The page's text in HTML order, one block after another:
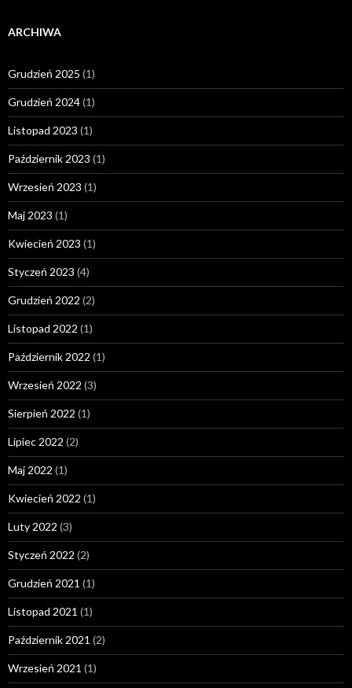
ARCHIWA
Grudzień 2025 (1)
Grudzień 2024(1)
Listopad 2023 (1)
Październik 2023 (1)
Wrzesień 2023 (1)
Maj 2023 (1)
Kwiecień 2023 (1)
Styczeń 2023 (4)
Grudzień 2022 (2)
Listopad 2022 (1)
Październik 2022 (1)
Wrzesień 2022 (3)
Sierpień 2022 (1)
Lipiec 2022 (2)
Maj 2022 (1)
Kwiecień 2022 (1)
Luty 2022 (3)
Styczeń 2022 (2)
Grudzień 2021 (1)
Listopad 2021 (1)
Październik 2021 (2)
Wrzesień 2021 (1)